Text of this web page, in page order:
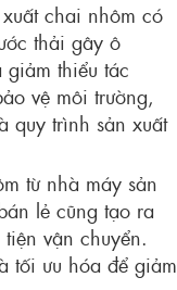
chai nhôm có
thải gây ô
thiểu tác
vệ môi trường,
quy trình sản xuất
từ nhà máy sản
lẻ cũng tạo ra
vận chuyển.
tối ưu hóa để giảm